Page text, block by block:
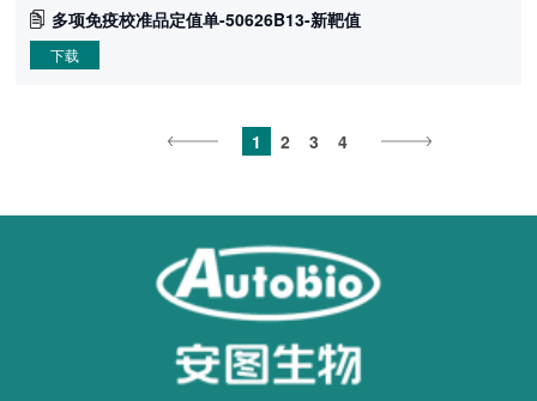
多项免疫校准品定值单-50626B13-新靶值
下载
1 2 3 4